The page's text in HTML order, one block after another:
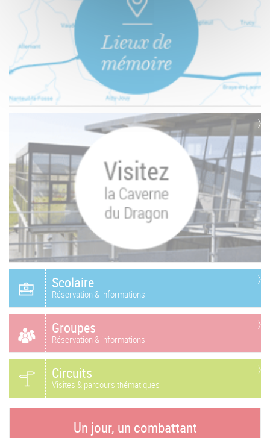
Scolaire
Réservation & informations
Groupes
Réservation & informations
Circuits
Visites & parcours thématiques
Un jour, un combattant